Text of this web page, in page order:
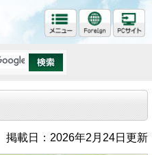
掲載日：2026年2月24日更新